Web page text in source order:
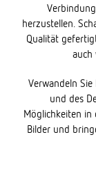
herzustellen.
Qualität
auch
Verwandeln
und des
Möglichkeiten in
Bilder und